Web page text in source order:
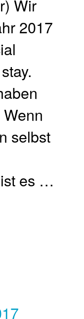
Wir
2017
selbst
es …